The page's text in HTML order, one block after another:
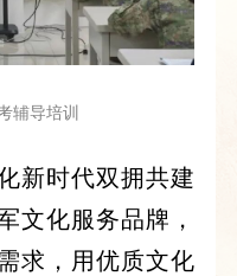
辅导培训
新时代双拥共建
文化服务品牌，
求，用优质文化